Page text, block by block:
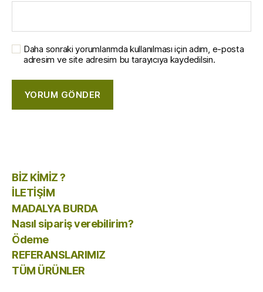
Daha sonraki yorumlarımda kullanılması için adım, e-posta
adresim ve site adresim bu tarayıcıya kaydedilsin.
BİZ KİMİZ ?
İLETİŞİM
MADALYA BURDA
Nasıl sipariş verebilirim?
Ödeme
REFERANSLARIMIZ
TÜM ÜRÜNLER